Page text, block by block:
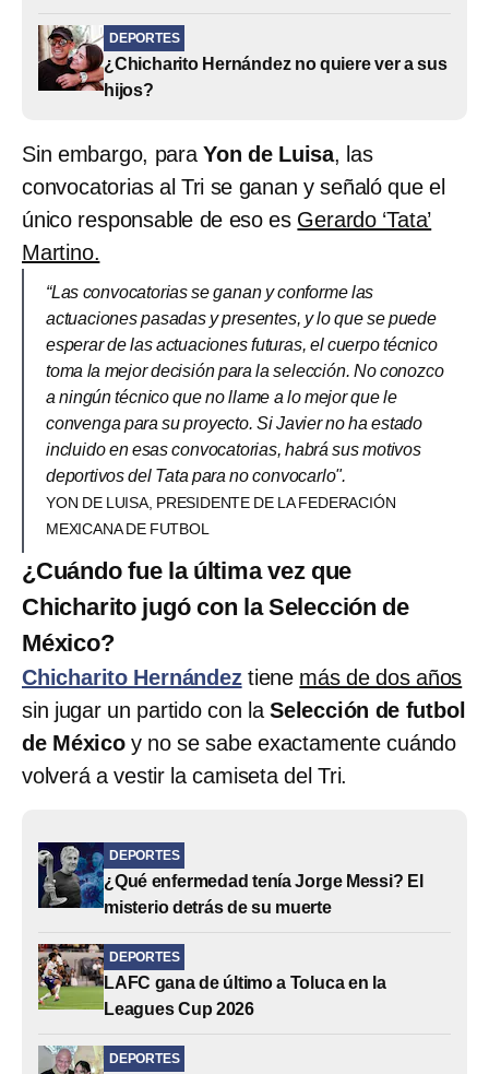
DEPORTES
¿Chicharito Hernández no quiere ver a sus
hijos?
Sin embargo, paraYon de Luisa, las
convocatorias al Tri se ganan y señaló que el
único responsable de eso es Gerardo ‘Tata’
Martino.
“Las convocatorias se ganan y conforme las
actuaciones pasadas y presentes, y lo que se puede
esperar de las actuaciones futuras, el cuerpo técnico
toma la mejor decisión para la selección. No conozco
a ningún técnico que no llame a lo mejor que le
convenga para su proyecto. Si Javier no ha estado
incluido en esas convocatorias, habrá sus motivos
deportivos del Tata para no convocarlo".
YON DE LUISA, PRESIDENTE DE LA FEDERACIÓN
MEXICANA DE FUTBOL
¿Cuándo fue la última vez que
Chicharito jugó con la Selección de
México?
Chicharito Hernándeztiene más de dos años
sin jugar un partido con laSelección de futbol
de Méxicoy no se sabe exactamente cuándo
volverá a vestir la camiseta del Tri.
DEPORTES
¿Qué enfermedad tenía Jorge Messi? El
misterio detrás de su muerte
DEPORTES
LAFC gana de último a Toluca en la
Leagues Cup 2026
DEPORTES